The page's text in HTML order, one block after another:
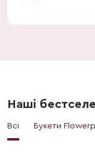
Наші
Всі Букети